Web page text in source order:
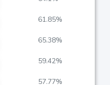
61.85%
65.38%
59.42%
57.77%